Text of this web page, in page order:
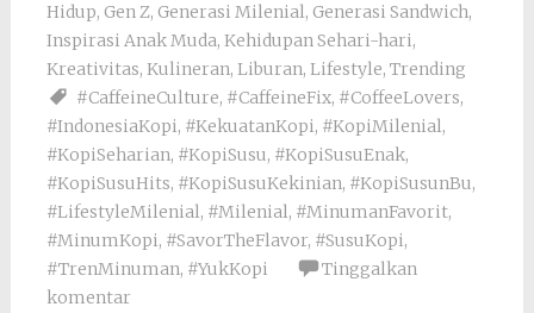
Hidup, Gen Z, Generasi Milenial, Generasi Sandwich,
Inspirasi Anak Muda, Kehidupan Sehari-hari,
Kreativitas, Kulineran, Liburan, Lifestyle, Trending
#CaffeineCulture, #CaffeineFix, #CoffeeLovers,
#IndonesiaKopi, #KekuatanKopi, #KopiMilenial,
#KopiSeharian, #KopiSusu, #KopiSusuEnak,
#KopiSusuHits, #KopiSusuKekinian, #KopiSusunBu,
#LifestyleMilenial, #Milenial, #MinumanFavorit,
#MinumKopi, #SavorTheFlavor, #SusuKopi,
#TrenMinuman, #YukKopi
Tinggalkan
komentar